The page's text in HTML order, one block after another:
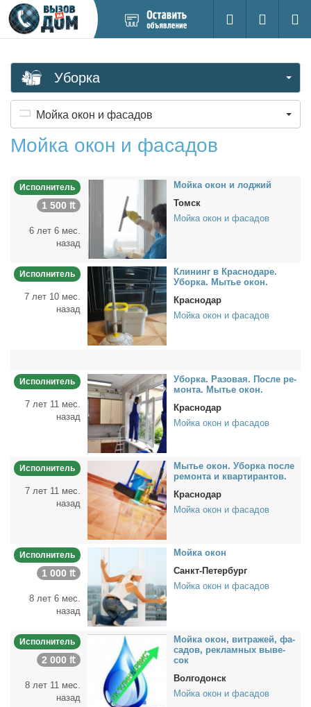
новое
Поиск
Вход на
Уборка
Мойка окон и фасадов
Мойка окон и фасадов
Исполнитель
1 500 ₶
6 лет 6 мес.
назад
Мой­ка окон и лод­жий
Томск
Мойка окон и фасадов
Исполнитель
7 лет 10 мес.
назад
Кли­нинг в Крас­но­да­ре.
Убор­ка. Мы­тье окон.
Краснодар
Мойка окон и фасадов
Исполнитель
7 лет 11 мес.
назад
Убор­ка. Ра­зо­вая. По­сле ре­
мон­та. Мы­тье окон.
Краснодар
Мойка окон и фасадов
Исполнитель
7 лет 11 мес.
назад
Мы­тье окон. Убор­ка по­сле
ре­мон­та и квар­ти­ран­тов.
Краснодар
Мойка окон и фасадов
Исполнитель
1 000 ₶
8 лет 6 мес.
назад
Мой­ка окон
Санкт-Петербург
Мойка окон и фасадов
Исполнитель
2 000 ₶
8 лет 11 мес.
назад
Мой­ка окон, вит­ра­жей, фа­
са­дов, ре­клам­ных вы­ве­
сок
Волгодонск
Мойка окон и фасадов